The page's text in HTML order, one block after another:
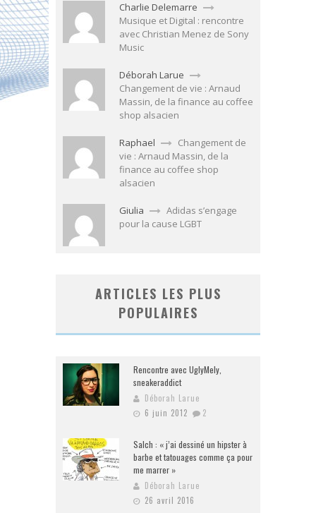
Charlie Delemarre
Musique et Digital : rencontre
avec Christian Menez de Sony
Music
Déborah Larue
Changement de vie : Arnaud
Massin, de la finance au coffee
shop alsacien
Raphael
Changement de
vie : Arnaud Massin, de la
finance au coffee shop
alsacien
Giulia
Adidas s’engage
pour la cause LGBT
ARTICLES LES PLUS
POPULAIRES
Rencontre avec UglyMely,
sneakeraddict
Déborah Larue
6 juin 2012
2
Salch : « j’ai dessiné un hipster à
barbe et tatouages comme ça pour
me marrer »
Déborah Larue
26 avril 2016